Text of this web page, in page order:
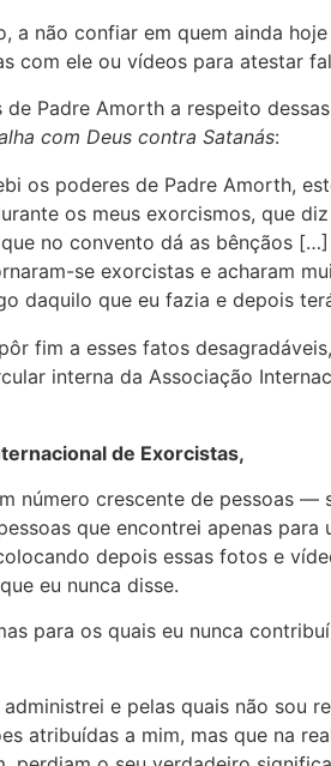
a não confiar em quem ainda
com ele ou vídeos para atestar
Padre Amorth a respeito
com Deus contra Satanás:
os poderes de Padre Amorth,
os meus exorcismos, que
no convento dá as bênçãos
se exorcistas e acharam
daquilo que eu fazia e depois
fim a esses fatos
interna da Associação
de Exorcistas,
número crescente de pessoas
que encontrei apenas
depois essas fotos e
eu nunca disse.
para os quais eu nunca
e pelas quais não sou
atribuídas a mim, mas que na